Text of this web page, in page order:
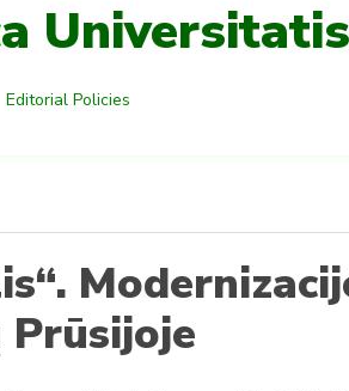
Editorial Policies
Prūsijoje